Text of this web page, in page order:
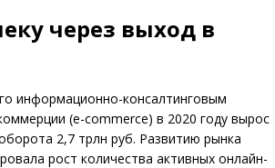
через выход в
информационно-консалтинговым
(e-commerce) в 2020 году вырос
2,7 трлн руб. Развитию рынка
рост количества активных онлайн-